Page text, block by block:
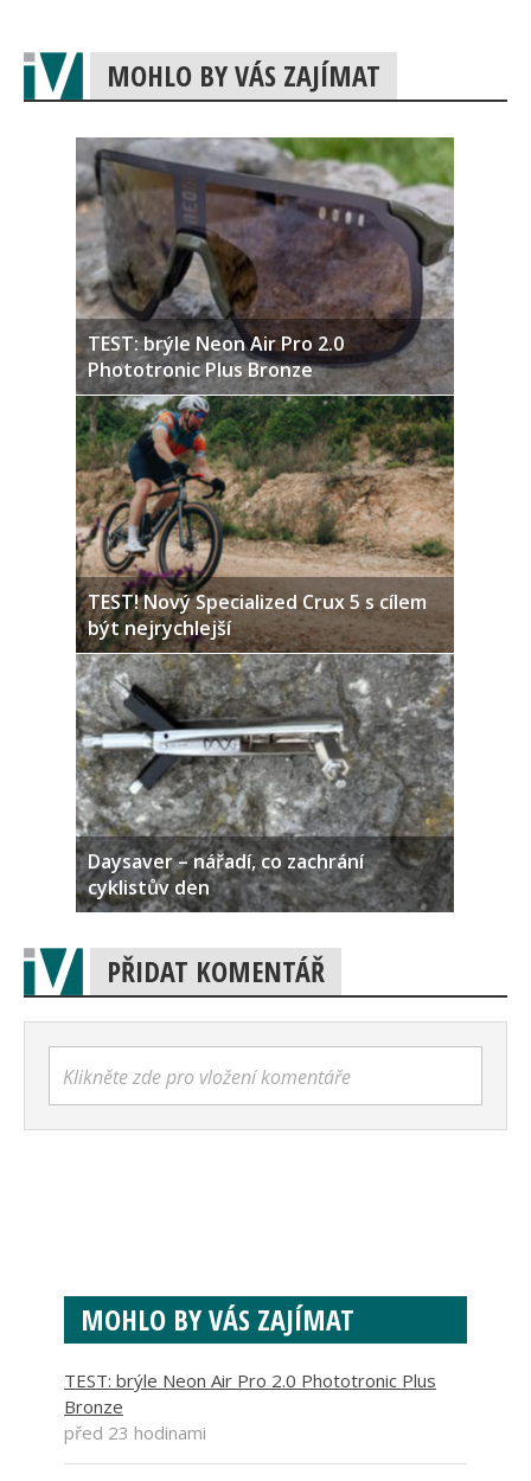
MOHLO BY VÁS ZAJÍMAT
TEST: brýle Neon Air Pro 2.0
Phototronic Plus Bronze
TEST! Nový Specialized Crux 5 s cílem
být nejrychlejší
Daysaver – nářadí, co zachrání
cyklistův den
PŘIDAT KOMENTÁŘ
Klikněte zde pro vložení komentáře
MOHLO BY VÁS ZAJÍMAT
TEST: brýle Neon Air Pro 2.0 Phototronic Plus
Bronze
před 23 hodinami